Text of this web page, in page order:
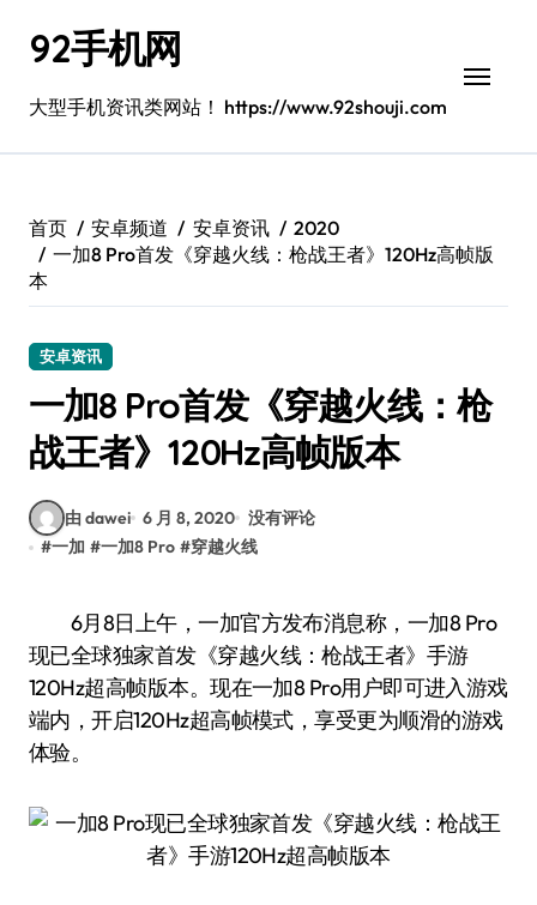
92手机网
大型手机资讯类网站！ https://www.92shouji.com
首页 安卓频道 安卓资讯
2020
一加8 Pro首发《穿越火线：枪战王者》120Hz高帧版
本
安卓资讯
一加8 Pro首发《穿越火线：枪
战王者》120Hz高帧版本
由 dawei 6 月 8, 2020 没有评论
#一加 #一加8 Pro #穿越火线
6月8日上午，一加官方发布消息称，一加8 Pro
现已全球独家首发《穿越火线：枪战王者》手游
120Hz超高帧版本。现在一加8 Pro用户即可进入游戏
端内，开启120Hz超高帧模式，享受更为顺滑的游戏
体验。